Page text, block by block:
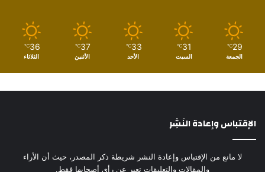
29
℃
الجمعة
31
℃
السبت
33
℃
الأحد
37
℃
الأثنين
36
℃
الثلاثاء
الإقتباس وإعادة النَشِر
لا مانع من الإقتباس وإعادة النشر شريطة ذكر المصدر، حيث أن الأراء
والمقالات والتعليقات تعبر عن رأي أصحابها فقط.